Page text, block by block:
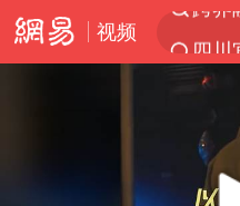
视频
白
王